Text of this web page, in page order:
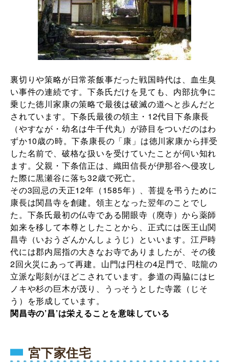
裏切りや策略が日常茶飯事だった戦国時代は、血生臭
い事件の連続です。下条氏だけを見ても、内部抗争に
乗じた徳川家康の策略で最後は破滅の道へと歩んだと
されています。下条氏最後の領主・12代目下条康長
（やすなが・幼名は牛千代丸）が跡目をついだのはわ
ずか10歳の時。下条康長の「康」は徳川家康から拝受
した名前で、破格な扱いを受けていたことが伺い知れ
ます。父親・下条信正は、織田信長が伊那谷へ侵攻し
た際に黒瀬谷に落ち32歳で死亡。
その3回忌の天正12年（1585年）、菩提を弔うために
康長は関昌寺を創建。領主となった翌年のことでし
た。下条氏最初の仏寺である開眼寺（廃寺）から薬師
如来を移して本尊としたことから、正式には医王山関
昌寺（いおうざんかんしょうじ）といいます。江戸時
代には郡内屈指の大きなお寺でありましたが、その後
2回火災にあって再建。山門は円柱の4足門で、呟龍の
立派な彫刻がほどこされています。参道の両脇にはヒ
ノキや杉の巨木が茂り、うっそうとした寺叢（じそ
う）を形成しています。
関昌寺の’昌’は栄えることを意味している
宮下家住宅